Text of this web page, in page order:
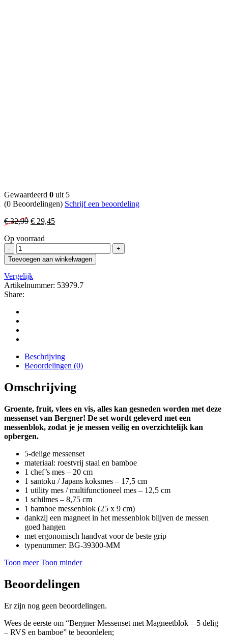
Gewaardeerd 0 uit 5
(0 Beoordelingen) Schrijf een beoordeling
€32,99 Oorspronkelijke
was:
€ 29,45Huidige
Op voorraad
Bergner
Messenset
met
Magneetblok
-
5
-
RVS
en
bamboe
Toevoegen aan winkelwagen
Vergelijk
Artikelnummer: 53979.7
Share:
Beschrijving
Beoordelingen (0)
Omschrijving
Groente, fruit, vlees en vis, alles kan gesneden worden met deze
messenset van Bergner! De set wordt geleverd met een
messenblok, zodat je je messen veilig en overzichtelijk kan
opbergen.
5-delige messenset
materiaal: roestvrij staal en bamboe
1 chef’s mes – 20 cm
1 santoku / Japans koksmes – 17,5 cm
1 utility mes / multifunctioneel mes – 12,5 cm
1 schilmes – 8,75 cm
1 bamboe messenblok (25 x 9 cm)
dankzij een magneet in het messenblok blijven de messen
goed hangen
met ergonomisch handvat voor de beste grip
typenummer: BG-39300-MM
Toon meer Toon minder
Beoordelingen
Er zijn nog geen beoordelingen.
Wees de eerste om “Bergner Messenset met Magneetblok – 5 delig
– RVS en bamboe” te beoordelen;